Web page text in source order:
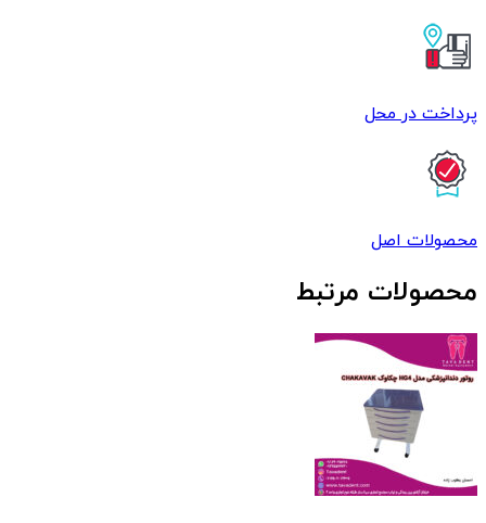
پرداخت در محل
محصولات اصل
محصولات مرتبط